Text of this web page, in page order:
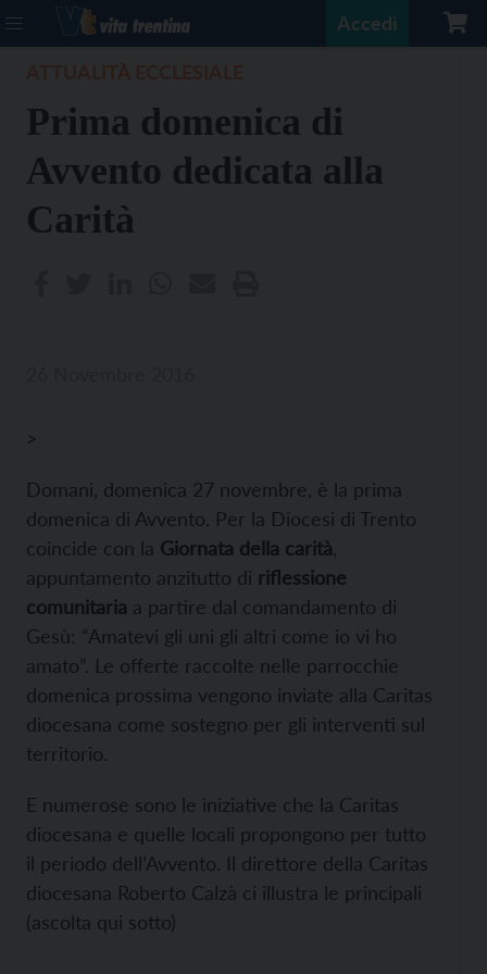
Accedi
Prima domenica di
Avvento dedicata alla
Carità
>
Domani, domenica 27 novembre, è la prima
domenica di Avvento. Per la Diocesi di Trento
coincide con la Giornata della carità
appuntamento anzitutto di riflessione
comunitaria a partire dal comandamento di
Gesù: “Amatevi gli uni gli altri come io vi ho
amato”. Le offerte raccolte nelle parrocchie
domenica prossima vengono inviate alla Caritas
diocesana come sostegno per gli interventi sul
territorio.
E numerose sono le iniziative che la Caritas
diocesana e quelle locali propongono per tutto
il periodo dell’Avvento. Il direttore della Caritas
diocesana Roberto Calzà ci illustra le principali
(ascolta qui sotto)